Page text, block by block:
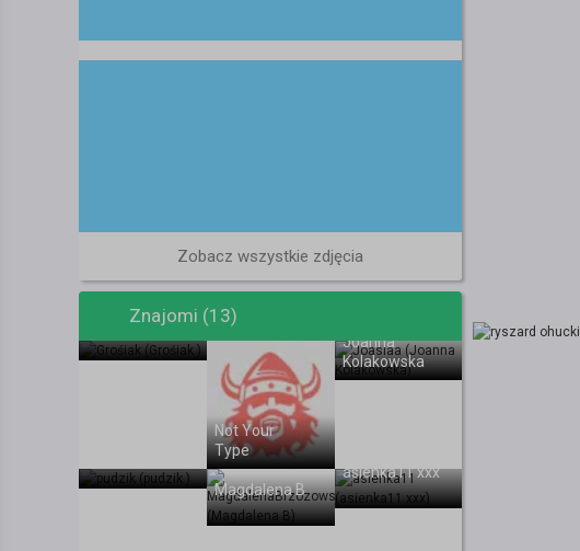
Zobacz wszystkie zdjęcia
Znajomi (13)
Grośiak
Not Your
Type
Joanna
Kolakowska
Magdalena B
asienka11 xxx